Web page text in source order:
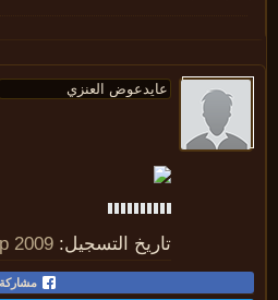
تاريخ التسجيل: Sep 2009
مشاركة